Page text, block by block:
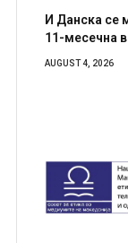
Уште двајца
завиткан